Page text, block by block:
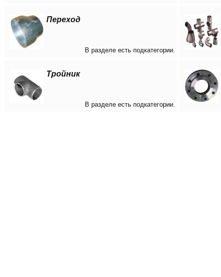
Переход
В разделе есть подкатегории.
Тройник
В разделе есть подкатегории.